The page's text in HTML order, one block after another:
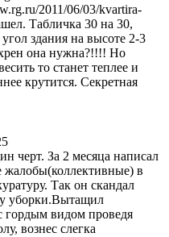
2011/06/03/kvartira-
Табличка 30 на 30,
здания на высоте 2-3
она нужна?!!!! Но
то станет теплее и
крутится. Секретная
черт. За 2 месяца написал
жалобы(коллективные) в
Так он скандал
уборки.Вытащил
гордым видом проведя
вознес слегка